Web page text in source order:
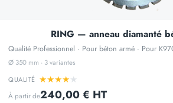
RING — anneau diamanté
Qualité Professionnel · Pour béton armé · Pour
Ø 350 mm · 3 variantes
QUALITÉ ★★★★★
À partir de240,00 € HT